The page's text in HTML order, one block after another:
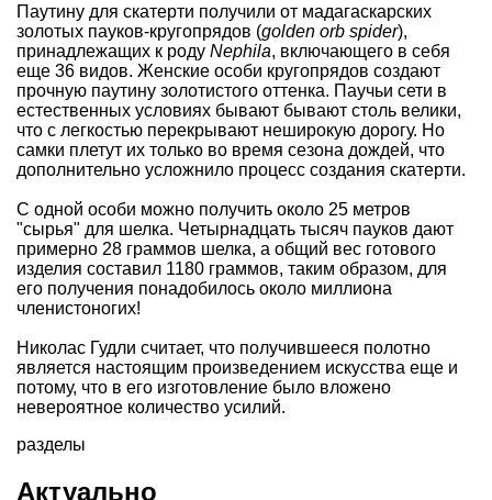
Паутину для скатерти получили от мадагаскарских
золотых пауков-кругопрядов (golden orb spider),
принадлежащих к роду Nephila, включающего в себя
еще 36 видов. Женские особи кругопрядов создают
прочную паутину золотистого оттенка. Паучьи сети в
естественных условиях бывают бывают столь велики,
что с легкостью перекрывают неширокую дорогу. Но
самки плетут их только во время сезона дождей, что
дополнительно усложнило процесс создания скатерти.
С одной особи можно получить около 25 метров
"сырья" для шелка. Четырнадцать тысяч пауков дают
примерно 28 граммов шелка, а общий вес готового
изделия составил 1180 граммов, таким образом, для
его получения понадобилось около миллиона
членистоногих!
Николас Гудли считает, что получившееся полотно
является настоящим произведением искусства еще и
потому, что в его изготовление было вложено
невероятное количество усилий.
разделы
Актуально